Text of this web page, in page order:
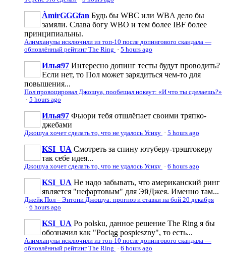
ÀmirGGGfan Будь бы WBC или WBA дело бы
замяли. Слава богу WBO и тем более IBF более
принципиальны.
Алимханулы исключили из топ-10 после допингового скандала —
обновлённый рейтинг The Ring · 5 hours ago
Илья97 Интересно допинг тесты будут проводить?
Если нет, то Пол может зарядиться чем-то для
повышения...
Пол провоцировал Джошуа, пообещал нокаут: «И что ты сделаешь?»
· 5 hours ago
Илья97 Фьюри тебя отшлёпает своими тряпко-
джебами
Джошуа хочет сделать то, что не удалось Усику · 5 hours ago
KSI_UA Смотреть за спину ютуберу-трэштокеру
так себе идея...
Джошуа хочет сделать то, что не удалось Усику · 6 hours ago
KSI_UA Не надо забывать, что американский ринг
является "нефартовым" для ЭйДжея. Именно там...
Джейк Пол – Энтони Джошуа: прогноз и ставки на бой 20 декабря
· 6 hours ago
KSI_UA Po polsku, данное решение The Ring я бы
обозначил как "Pociąg pospieszny", то есть...
Алимханулы исключили из топ-10 после допингового скандала —
обновлённый рейтинг The Ring · 6 hours ago